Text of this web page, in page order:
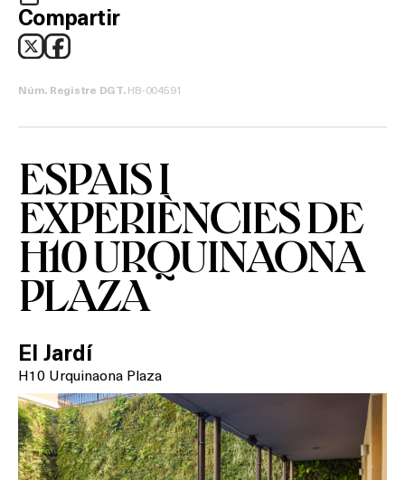
Què vols fer?
Compartir
Núm. Registre DGT. HB-004591
ESPAIS I
EXPERIÈNCIES DE
H10 URQUINAONA
PLAZA
El Jardí
H10 Urquinaona Plaza